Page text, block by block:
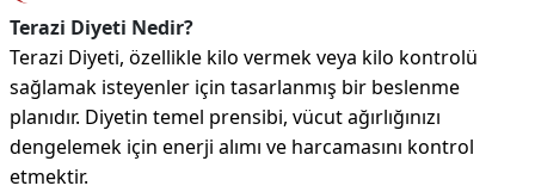
Terazi Diyeti Nedir?
Terazi Diyeti, özellikle kilo vermek veya kilo kontrolü
sağlamak isteyenler için tasarlanmış bir beslenme
planıdır. Diyetin temel prensibi, vücut ağırlığınızı
dengelemek için enerji alımı ve harcamasını kontrol
etmektir.